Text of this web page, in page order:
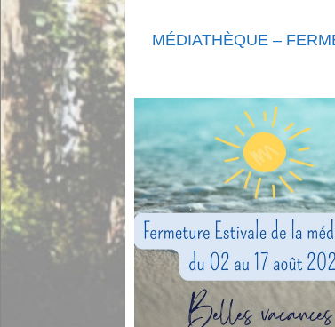
MÉDIATHÈQUE –